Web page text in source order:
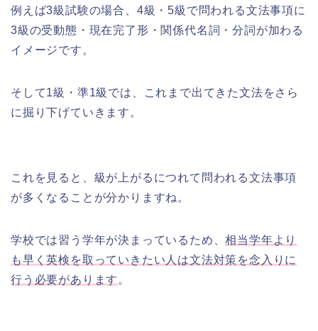
例えば3級試験の場合、4級・5級で問われる文法事項に
3級の受動態・現在完了形・関係代名詞・分詞が加わる
イメージです。
そして1級・準1級では、これまで出てきた文法をさら
に掘り下げていきます。
これを見ると、級が上がるにつれて問われる文法事項
が多くなることが分かりますね。
学校では習う学年が決まっているため、相当学年より
も早く英検を取っていきたい人は文法対策を念入りに
行う必要があります 。